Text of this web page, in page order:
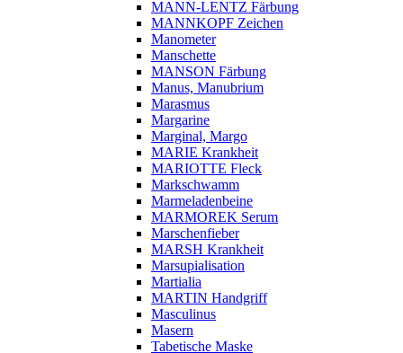
MANN-LENTZ Färbung
MANNKOPF Zeichen
Manometer
Manschette
MANSON Färbung
Manus, Manubrium
Marasmus
Margarine
Marginal, Margo
MARIE Krankheit
MARIOTTE Fleck
Markschwamm
Marmeladenbeine
MARMOREK Serum
Marschenfieber
MARSH Krankheit
Marsupialisation
Martialia
MARTIN Handgriff
Masculinus
Masern
Tabetische Maske